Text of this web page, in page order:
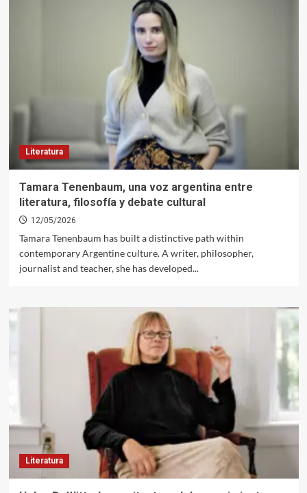
Literatura
Tamara Tenenbaum, una voz argentina entre
literatura, filosofía y debate cultural
12/05/2026
Tamara Tenenbaum has built a distinctive path within
contemporary Argentine culture. A writer, philosopher,
journalist and teacher, she has developed...
Literatura